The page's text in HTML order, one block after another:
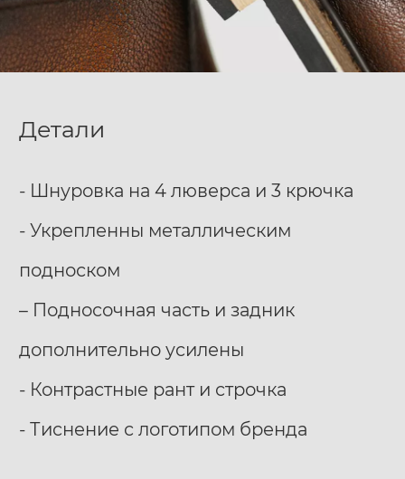
Детали
­- Шнуровка на 4 люверса и 3 крючка
­- Укрепленны металлическим
подноском
– Подносочная часть и задник
дополнительно усилены
­- Контрастные рант и строчка
­- Тиснение с логотипом бренда